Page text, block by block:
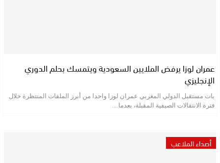
عمران لوزا يرفض الملايين السعودية ويتمسك بحلم الدوري
الإنجليزي
بات مستقبل الدولي المغربي عمران لوزا واحدا من أبرز الملفات المنتظرة خلال
فترة الانتقالات الصيفية المقبلة، بعدما…
أصداء الملاعب